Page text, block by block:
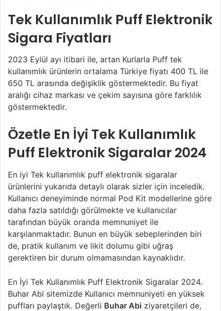
Tek Kullanımlık Puff Elektronik
Sigara Fiyatları
2023 Eylül ayı itibari ile, artan Kurlarla Puff tek
kullanımlık ürünlerin ortalama Türkiye fiyatı 400 TL ile
650 TL arasında değişiklik göstermektedir. Bu fiyat
aralığı cihaz markası ve çekim sayısına göre farklılık
göstermektedir.
Özetle En İyi Tek Kullanımlık
Puff Elektronik Sigaralar 2024
En iyi Tek kullanımlık puff elektronik sigaralar
ürünlerini yukarıda detaylı olarak sizler için inceledik.
Kullanıcı deneyiminde normal Pod Kit modellerine göre
daha fazla satıldığı görülmekte ve kullanıcılar
tarafından büyük oranda memnuniyet ile
karşılanmaktadır. Bunun en büyük sebeplerinden biri
de, pratik kullanım ve likit dolumu gibi uğraş
gerektiren bir durum olmamasından kaynaklıdır.
En İyi Tek Kullanımlık Puff Elektronik Sigaralar 2024.
Buhar Abi sitemizde Kullanıcı memnuniyeti en yüksek
puffları paylaştık. Değerli Buhar Abi ziyaretçileri de,